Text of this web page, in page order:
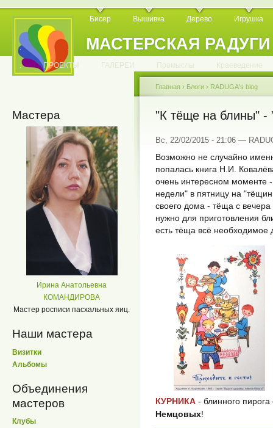
МАСТЕРСКАЯ РАДУГИ
Бисер Вышивка Дерево Игрушка
. . . . . . . . . . .
. ПРОЕКТЫ ГАЛЕРЕИ Промыслы Краеведение
Мастера
Ирина Анатольевна
КОМАНДИРОВА
Мастер росписи пасхальных яиц.
Наши мастера
Визитки
Альбомы
Объединения
мастеров
Клубы
Главная › Блоги › RADUGA's blog
"К тёще на блины" -
Вс, 22/02/2015 - 21:06 —
Возможно не случайно
попалась книга Н.И.
очень интересном моменте
недели" в пятницу на
своего дома - тёща с
нужно для приготовления
есть тёща всё необходимое
КУРНИКА - блинного
Немцовых!